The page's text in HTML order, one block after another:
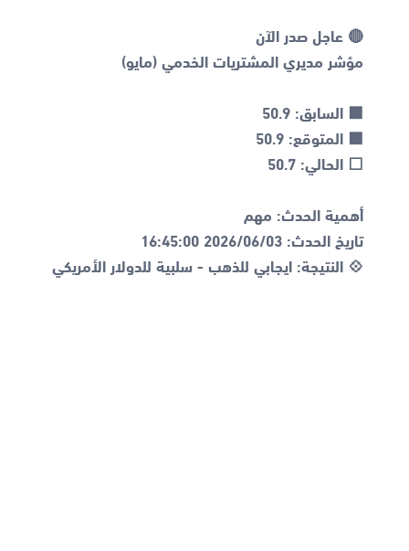
💠 النتيجة: ايجابي للذهب - سلبية للدولار الأمريكي